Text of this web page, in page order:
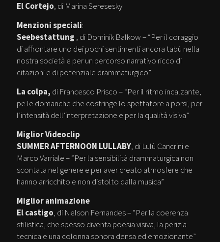
El Cortejo, di Marina Seresesky
Menzioni speciali:
Seebestattung , di Dominik Balkow – “Per il coraggio
di affrontare uno dei pochi sentimenti ancora tabù nella
nostra società e per un percorso narrativo ricco di
citazioni e di potenziale drammaturgico”
La colpa, di Francesco Prisco – “Per il ritmo incalzante,
pe le domanche che costringe lo spettatore a porsi, per
l’intensità dell’interpretazione e per la qualità visiva”
Miglior Videoclip
SUMMER AFTERNOON LULLABY, di Lulù Cancrini e
Marco Varriale – “Per la sensibilità drammaturgica non
scontata nel genere e per aver creato atmosfere che
hanno arricchito e non distolto dalla musica”
Miglior animazione
El castigo, di Nelson Fernandes – “Per la coerenza
stilistica, che spesso diventa poesia visiva, la perizia
tecnica e una colonna sonora densa ed emozionante”